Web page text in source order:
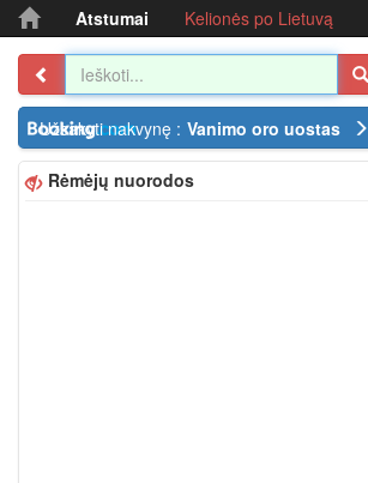
Atstumai Kelionės po Lietuvą
Užsakyti nakvynę : Vanimo oro uostas
Rėmėjų nuorodos